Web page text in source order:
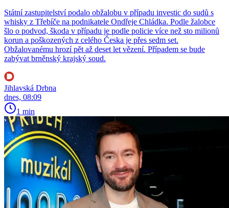
Státní zastupitelství podalo obžalobu v případu investic do sudů s
whisky z Třebíče na podnikatele Ondřeje Chládka. Podle žalobce
šlo o podvod, škoda v případu je podle policie více než sto milionů
korun a poškozených z celého Česka je přes sedm set.
Obžalovanému hrozí pět až deset let vězení. Případem se bude
zabývat brněnský krajský soud.
Jihlavská Drbna
dnes, 08:09
1 min